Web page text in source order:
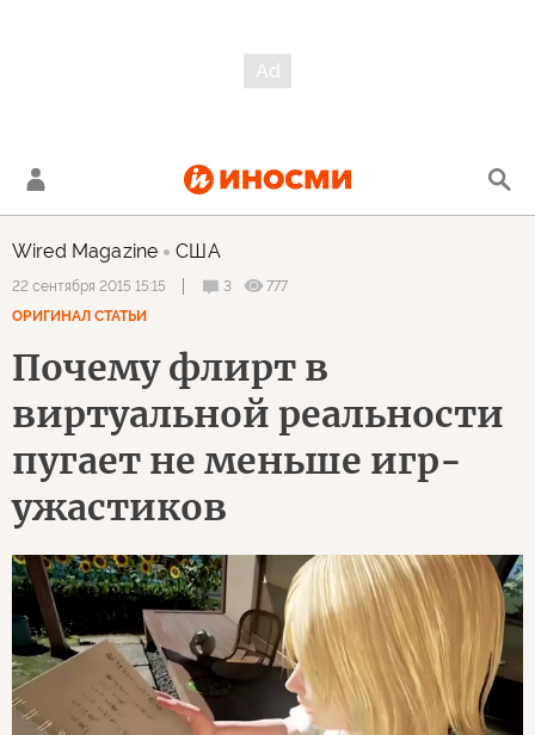
Wired Magazine США
22 сентября 2015 15:15 3
777
ОРИГИНАЛ СТАТЬИ
Почему флирт в
виртуальной реальности
пугает не меньше игр-
ужастиков